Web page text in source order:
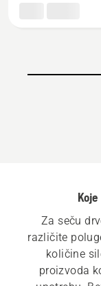
Za seču
različite
količine
proizvoda